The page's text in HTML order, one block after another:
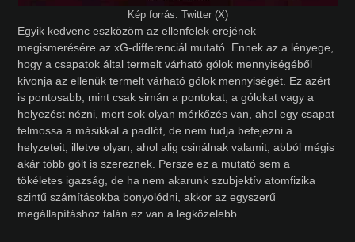
Kép forrás: Twitter (X)
Egyik kedvenc eszközöm az ellenfelek erejének
megismerésére az xG-differenciál mutató. Ennek az a lényege,
hogy a csapatok által termelt várható gólok mennyiségéből
kivonja az ellenük termelt várható gólok mennyiségét. Ez azért
is pontosabb, mint csak simán a pontokat, a gólokat vagy a
helyezést nézni, mert sok olyan mérkőzés van, ahol egy csapat
felmossa a másikkal a padlót, de nem tudja befejezni a
helyzeteit, illetve olyan, ahol alig csinálnak valamit, abból mégis
akár több gólt is szereznek. Persze ez a mutató sem a
tökéletes igazság, de ha nem akarunk szubjektív atomfizika
szintű számításokba bonyolódni, akkor az egyszerű
megállapításhoz talán ez van a legközelebb.